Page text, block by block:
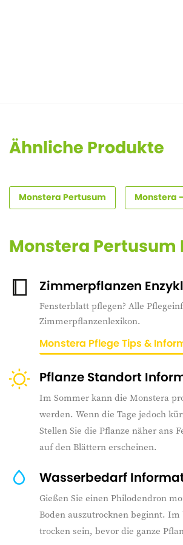
Ähnliche Produkte
Monstera Pertusum Monstera
Monstera Pertusum
Zimmerpflanzen
Fensterblatt pflegen? Alle
Zimmerpflanzenlexikon.
Monstera Pflege Tips &
Pflanze Standort
Im Sommer kann die Monstera
werden. Wenn die Tage jedoch
Stellen Sie die Pflanze näher ans
auf den Blättern erscheinen.
Wasserbedarf
Gießen Sie einen Philodendron
Boden auszutrocknen beginnt.
trocken sein, bevor die ganze